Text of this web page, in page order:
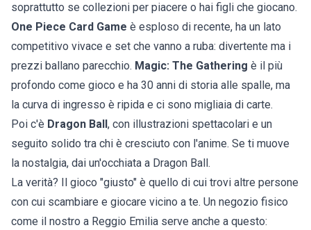
soprattutto se collezioni per piacere o hai figli che giocano.
One Piece Card Game è esploso di recente, ha un lato
competitivo vivace e set che vanno a ruba: divertente ma i
prezzi ballano parecchio. Magic: The Gathering è il più
profondo come gioco e ha 30 anni di storia alle spalle, ma
la curva di ingresso è ripida e ci sono migliaia di carte.
Poi c'è Dragon Ball, con illustrazioni spettacolari e un
seguito solido tra chi è cresciuto con l'anime. Se ti muove
la nostalgia, dai un'occhiata a Dragon Ball.
La verità? Il gioco "giusto" è quello di cui trovi altre persone
con cui scambiare e giocare vicino a te. Un negozio fisico
come il nostro a Reggio Emilia serve anche a questo: